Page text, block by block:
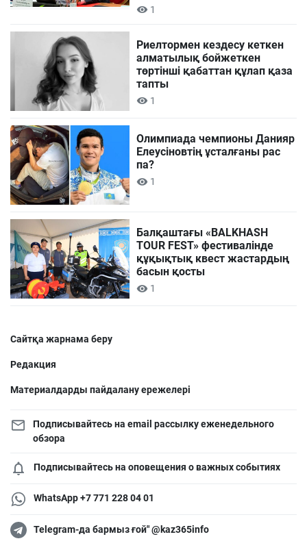
1
Риелтормен кездесу кеткен
алматылық бойжеткен
төртінші қабаттан құлап қаза
тапты
1
Олимпиада чемпионы Данияр
Елеусіновтің ұсталғаны рас
па?
1
Балқаштағы «BALKHASH
TOUR FEST» фестивалінде
құқықтық квест жастардың
басын қосты
1
Сайтқа жарнама беру
Редакция
Материалдарды пайдалану ережелері
Подписывайтесь на email рассылку еженедельного
обзора
Подписывайтесь на оповещения о важных событиях
WhatsApp +7 771 228 04 01
Telegram-да бармыз ғой" @kaz365info